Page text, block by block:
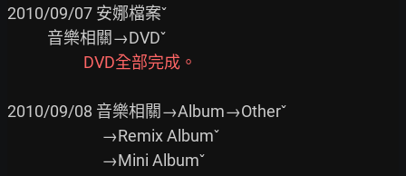
2010/09/07 安娜檔案ˇ
                     DVD全部完成。
2010/09/08 音樂相關→Album→Otherˇ